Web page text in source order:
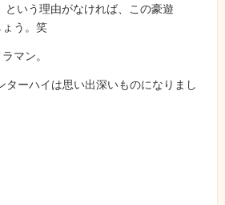
という理由がなければ、この豪遊
ょう。笑
マン。
ターハイは思い出深いものになりまし